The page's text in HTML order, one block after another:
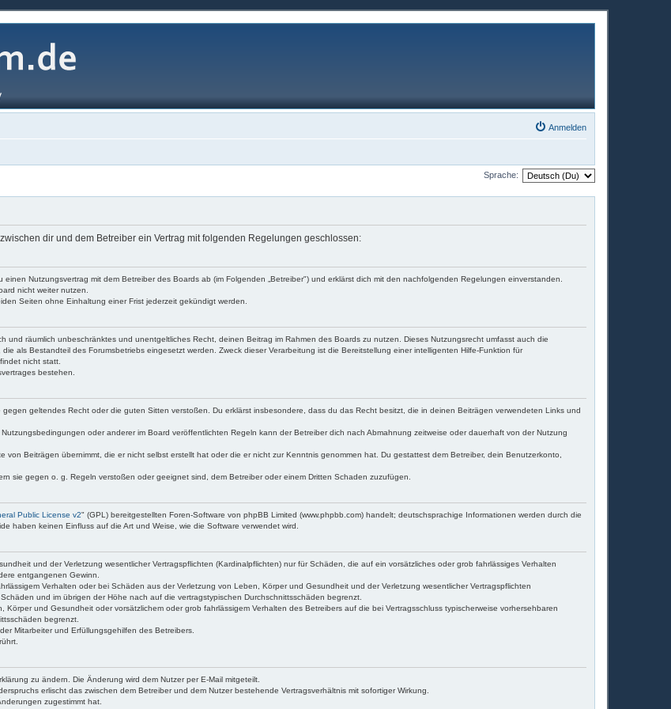
Anmelden
Sprache:
dir und dem Betreiber ein Vertrag mit folgenden Regelungen geschlossen:
Nutzungsvertrag mit dem Betreiber des Boards ab (im Folgenden „Betreiber") und erklärst dich mit den nachfolgenden Regelungen einverstanden.
nicht weiter nutzen.
Seiten ohne Einhaltung einer Frist jederzeit gekündigt werden.
und räumlich unbeschränktes und unentgeltliches Recht, deinen Beitrag im Rahmen des Boards zu nutzen. Dieses Nutzungsrecht umfasst auch die
als Bestandteil des Forumsbetriebs eingesetzt werden. Zweck dieser Verarbeitung ist die Bereitstellung einer intelligenten Hilfe-Funktion für
nicht statt.
bestehen.
geltendes Recht oder die guten Sitten verstoßen. Du erklärst insbesondere, dass du das Recht besitzt, die in deinen Beiträgen verwendeten Links und
oder anderer im Board veröffentlichten Regeln kann der Betreiber dich nach Abmahnung zeitweise oder dauerhaft von der Nutzung
Beiträgen übernimmt, die er nicht selbst erstellt hat oder die er nicht zur Kenntnis genommen hat. Du gestattest dem Betreiber, dein Benutzerkonto,
sie gegen o. g. Regeln verstoßen oder geeignet sind, dem Betreiber oder einem Dritten Schaden zuzufügen.
Public License v2" (GPL) bereitgestellten Foren-Software von phpBB Limited (www.phpbb.com) handelt; deutschsprachige Informationen werden durch die
haben keinen Einfluss auf die Art und Weise, wie die Software verwendet wird.
und der Verletzung wesentlicher Vertragspflichten (Kardinalpflichten) nur für Schäden, die auf ein vorsätzliches oder grob fahrlässiges Verhalten
entgangenen Gewinn.
Verhalten oder bei Schäden aus der Verletzung von Leben, Körper und Gesundheit und der Verletzung wesentlicher Vertragspflichten
und im übrigen der Höhe nach auf die vertragstypischen Durchschnittsschäden begrenzt.
und Gesundheit oder vorsätzlichem oder grob fahrlässigem Verhalten des Betreibers auf die bei Vertragsschluss typischerweise vorhersehbaren
begrenzt.
Mitarbeiter und Erfüllungsgehilfen des Betreibers.
zu ändern. Die Änderung wird dem Nutzer per E-Mail mitgeteilt.
erlischt das zwischen dem Betreiber und dem Nutzer bestehende Vertragsverhältnis mit sofortiger Wirkung.
zugestimmt hat.